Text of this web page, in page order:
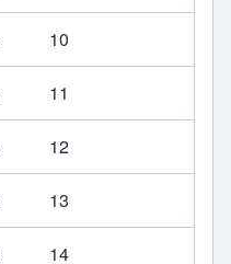
10
11
12
13
14